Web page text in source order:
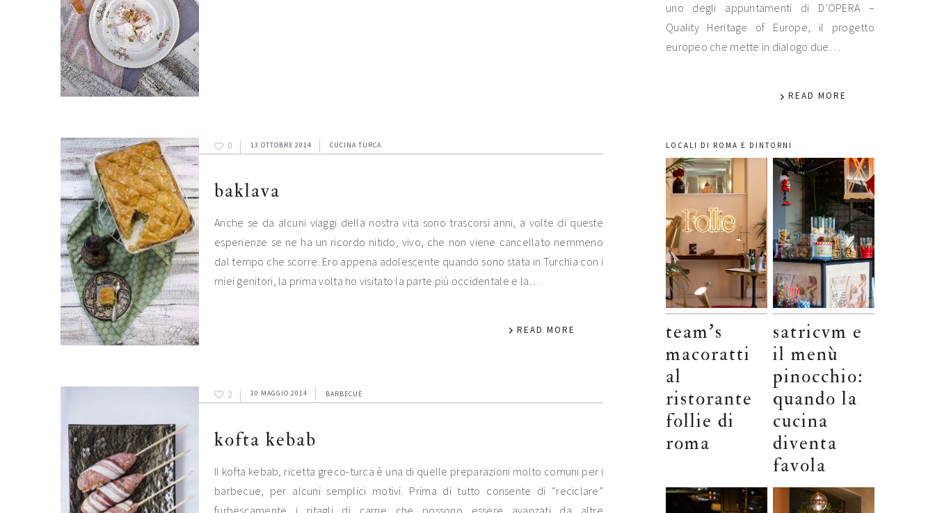
0 13 OTTOBRE 2014 CUCINA TURCA
baklava
Anche se da alcuni viaggi della nostra vita sono trascorsi anni, a volte di queste
esperienze se ne ha un ricordo nitido, vivo, che non viene cancellato nemmeno
dal tempo che scorre. Ero appena adolescente quando sono stata in Turchia con i
miei genitori, la prima volta ho visitato la parte più occidentale e la…
READ MORE
2 30 MAGGIO 2014 BARBECUE
kofta kebab
Il kofta kebab, ricetta greco-turca è una di quelle preparazioni molto comuni per i
barbecue, per alcuni semplici motivi. Prima di tutto consente di “reciclare”
furbescamente i ritagli di carne che possono essere avanzati da altre
uno degli appuntamenti di D’OPERA –
Quality Heritage of Europe, il progetto
europeo che mette in dialogo due…
READ MORE
LOCALI DI ROMA E DINTORNI
team’s
macoratti
al
ristorante
follie di
roma
satricvm e
il menù
pinocchio:
quando la
cucina
diventa
favola